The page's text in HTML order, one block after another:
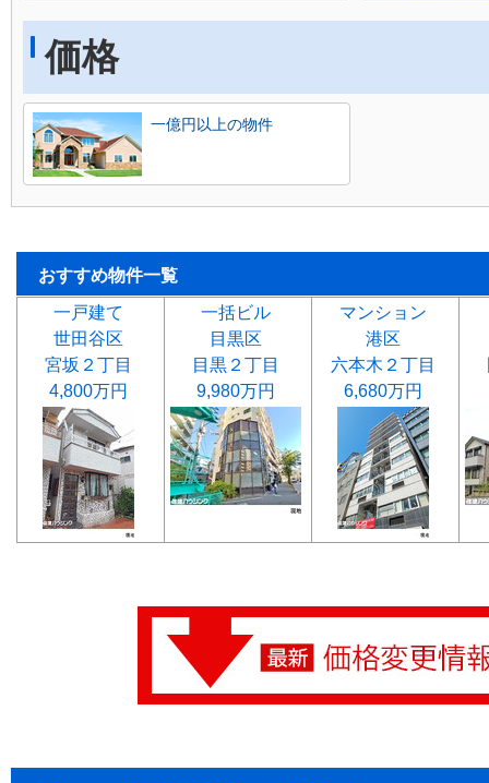
価格
一億円以上の物件
おすすめ物件一覧
一戸建て
世田谷区
宮坂２丁目
4,800万円
一括ビル
目黒区
目黒２丁目
9,980万円
マンション
港区
六本木２丁目
6,680万円